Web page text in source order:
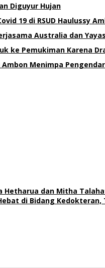
Diguyur Hujan
19 di RSUD Haulussy
Australia dan
ke Pemukiman Karena
Menimpa
Hetharua dan Mitha
di Bidang Kedokteran,